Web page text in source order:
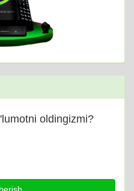
oldingizmi?